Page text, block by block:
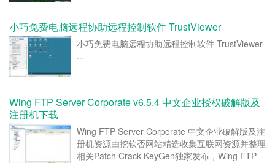
模型主要来自于人像，能...
小巧免费电脑远程协助远程控制软件 TrustViewer
小巧免费电脑远程协助远程控制软件 TrustViewer
...
Wing FTP Server Corporate v6.5.4 中文企业授权破解版及
注册机下载
Wing FTP Server Corporate 中文企业破解版及注
册机资源由挖软否网站精选收集互联网资源并整理
相关Patch Crack KeyGen独家发布，Wing FTP